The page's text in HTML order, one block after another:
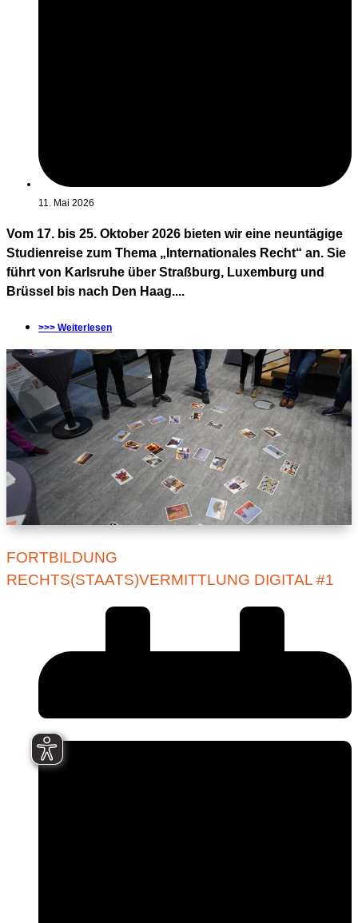
11. Mai 2026
Vom 17. bis 25. Oktober 2026 bieten wir eine neuntägige
Studienreise zum Thema „Internationales Recht“ an. Sie
führt von Karlsruhe über Straßburg, Luxemburg und
Brüssel bis nach Den Haag....
>>> Weiterlesen
FORTBILDUNG
RECHTS(STAATS)VERMITTLUNG DIGITAL #1